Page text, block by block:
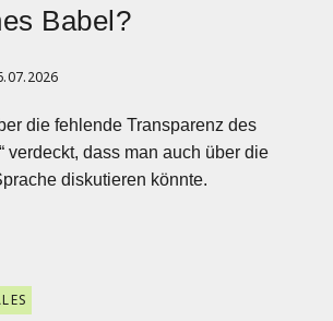
Babel?
die fehlende Transparenz des
verdeckt, dass man auch über die
diskutieren könnte.